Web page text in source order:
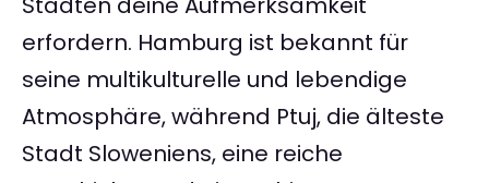
erfordern. Hamburg ist bekannt für
seine multikulturelle und lebendige
Atmosphäre, während Ptuj, die älteste
Stadt Sloweniens, eine reiche